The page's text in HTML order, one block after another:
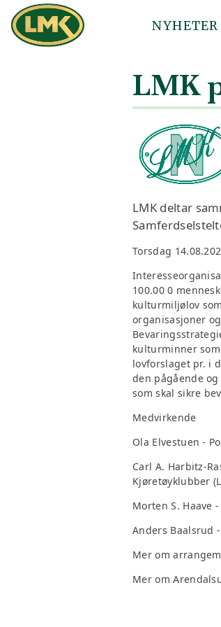
NYHETER
LMK
LMK deltar
Torsdag
100.00 0
kulturmiljølov
organisasjoner
kulturminner
lovforslaget pr. i
den pågående
som skal sikre
Medvirkende
Ola Elvestuen -
Carl A. Harbitz-
Kjøretøyklubber
Morten S. Haave
Anders Baalsrud
Mer om
Mer om